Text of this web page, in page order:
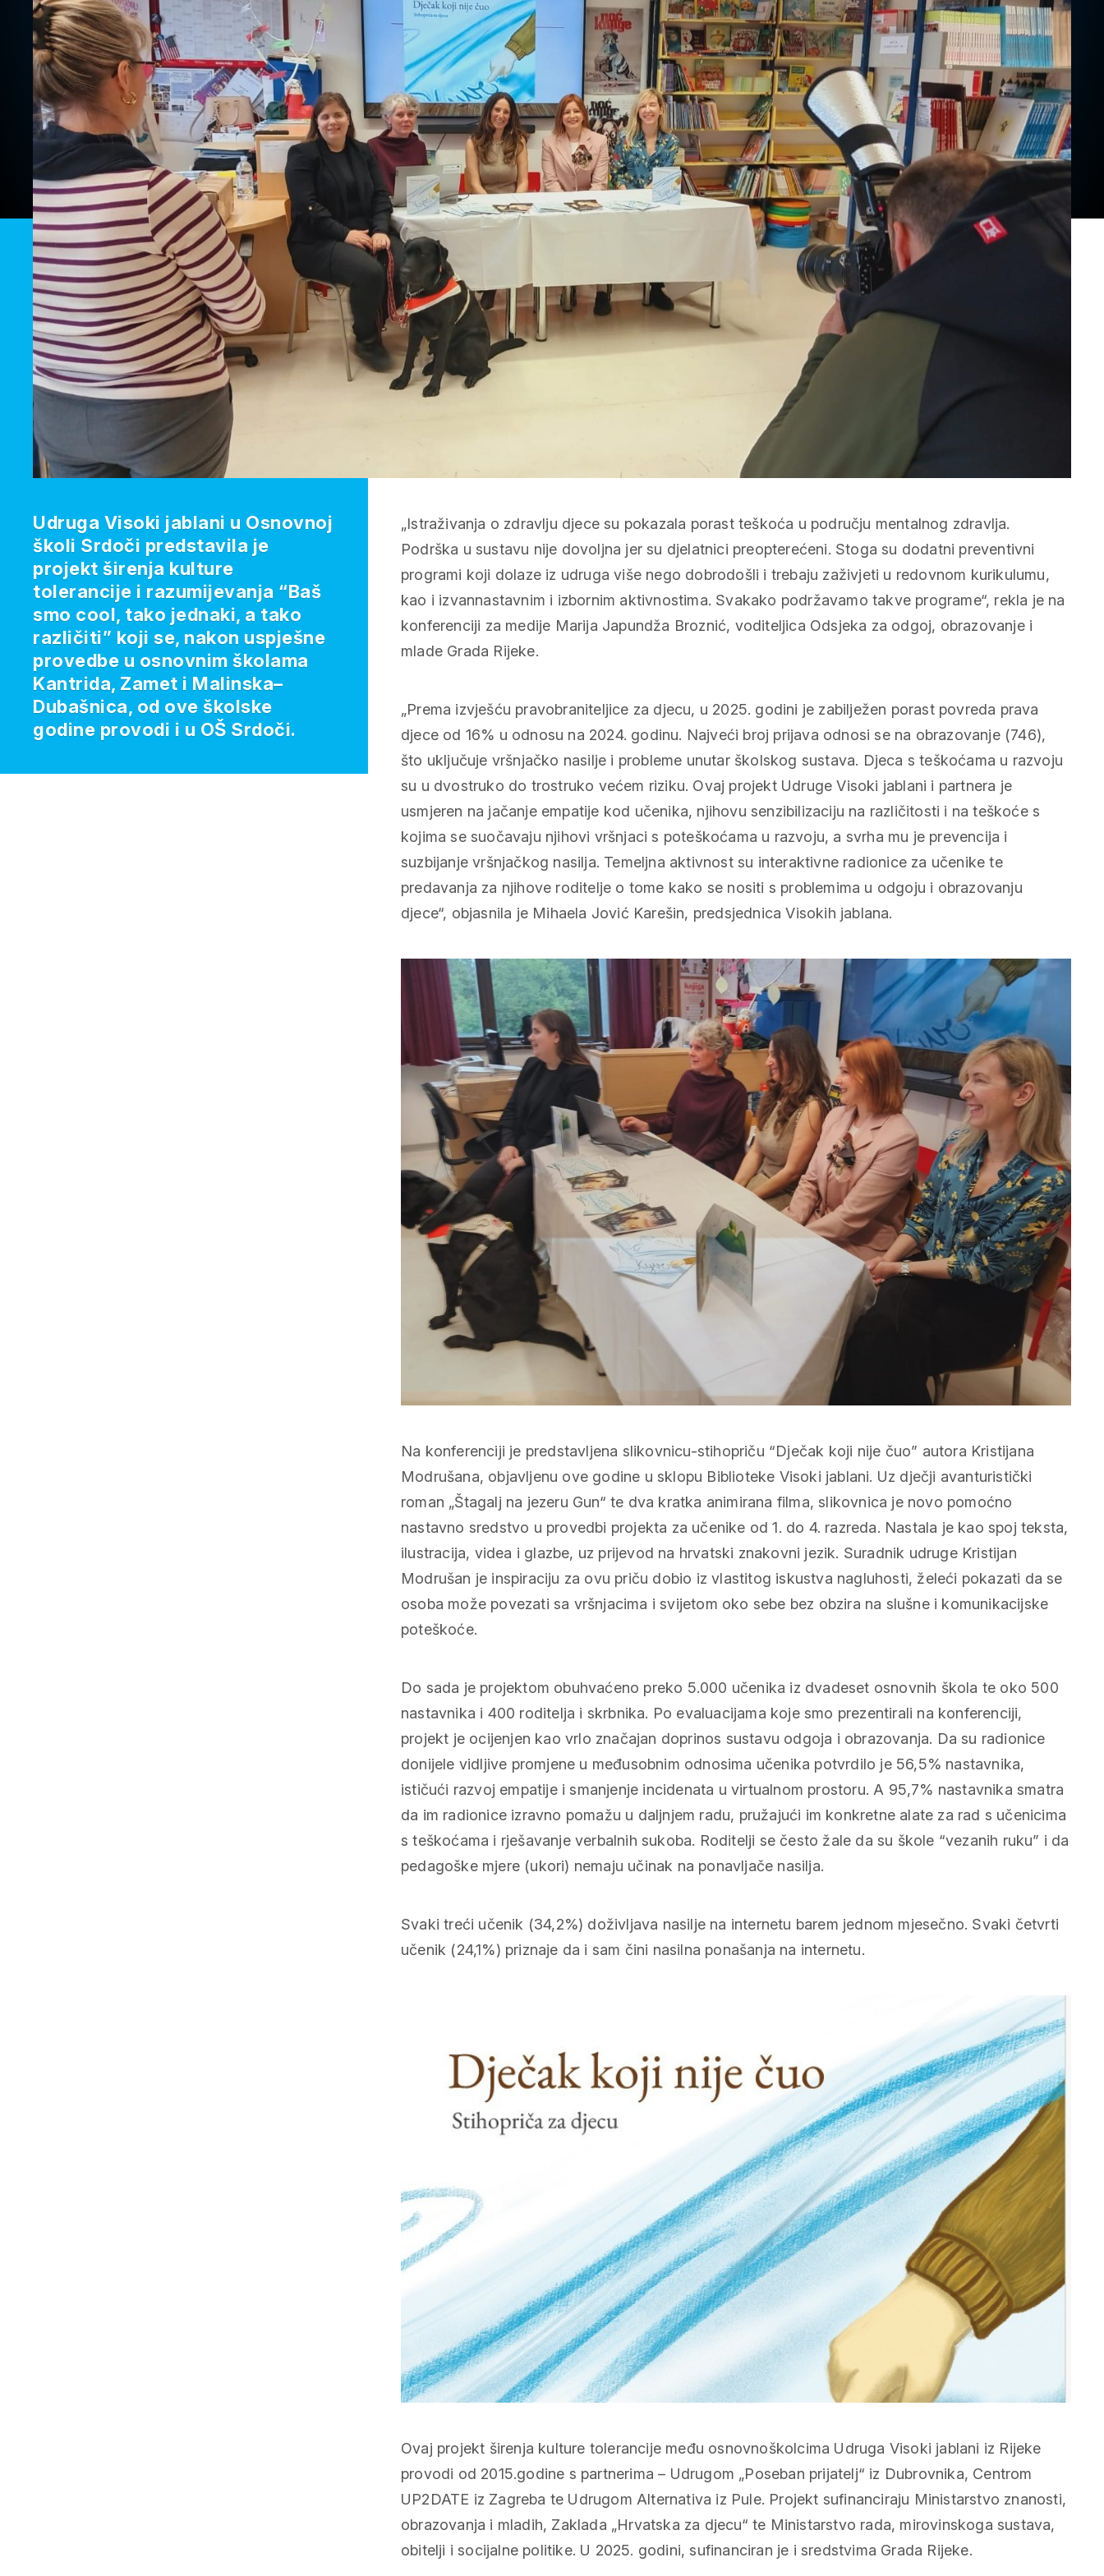
„Istraživanja o zdravlju djece su pokazala porast teškoća u području mentalnog zdravlja.
Podrška u sustavu nije dovoljna jer su djelatnici preopterećeni. Stoga su dodatni preventivni
programi koji dolaze iz udruga više nego dobrodošli i trebaju zaživjeti u redovnom kurikulumu,
kao i izvannastavnim i izbornim aktivnostima. Svakako podržavamo takve programe“, rekla je na
konferenciji za medije Marija Japundža Broznić, voditeljica Odsjeka za odgoj, obrazovanje i
mlade Grada Rijeke.
„Prema izvješću pravobraniteljice za djecu, u 2025. godini je zabilježen porast povreda prava
djece od 16% u odnosu na 2024. godinu. Najveći broj prijava odnosi se na obrazovanje (746),
što uključuje vršnjačko nasilje i probleme unutar školskog sustava. Djeca s teškoćama u razvoju
su u dvostruko do trostruko većem riziku. Ovaj projekt Udruge Visoki jablani i partnera je
usmjeren na jačanje empatije kod učenika, njihovu senzibilizaciju na različitosti i na teškoće s
kojima se suočavaju njihovi vršnjaci s poteškoćama u razvoju, a svrha mu je prevencija i
suzbijanje vršnjačkog nasilja. Temeljna aktivnost su interaktivne radionice za učenike te
predavanja za njihove roditelje o tome kako se nositi s problemima u odgoju i obrazovanju
djece“, objasnila je Mihaela Jović Karešin, predsjednica Visokih jablana.
Na konferenciji je predstavljena slikovnicu-stihopriču “Dječak koji nije čuo” autora Kristijana
Modrušana, objavljenu ove godine u sklopu Biblioteke Visoki jablani. Uz dječji avanturistički
roman „Štagalj na jezeru Gun“ te dva kratka animirana filma, slikovnica je novo pomoćno
nastavno sredstvo u provedbi projekta za učenike od 1. do 4. razreda. Nastala je kao spoj teksta,
ilustracija, videa i glazbe, uz prijevod na hrvatski znakovni jezik. Suradnik udruge Kristijan
Modrušan je inspiraciju za ovu priču dobio iz vlastitog iskustva nagluhosti, želeći pokazati da se
osoba može povezati sa vršnjacima i svijetom oko sebe bez obzira na slušne i komunikacijske
poteškoće.
Do sada je projektom obuhvaćeno preko 5.000 učenika iz dvadeset osnovnih škola te oko 500
nastavnika i 400 roditelja i skrbnika. Po evaluacijama koje smo prezentirali na konferenciji,
projekt je ocijenjen kao vrlo značajan doprinos sustavu odgoja i obrazovanja. Da su radionice
donijele vidljive promjene u međusobnim odnosima učenika potvrdilo je 56,5% nastavnika,
ističući razvoj empatije i smanjenje incidenata u virtualnom prostoru. A 95,7% nastavnika smatra
da im radionice izravno pomažu u daljnjem radu, pružajući im konkretne alate za rad s učenicima
s teškoćama i rješavanje verbalnih sukoba. Roditelji se često žale da su škole “vezanih ruku” i da
pedagoške mjere (ukori) nemaju učinak na ponavljače nasilja.
Svaki treći učenik (34,2%) doživljava nasilje na internetu barem jednom mjesečno. Svaki četvrti
učenik (24,1%) priznaje da i sam čini nasilna ponašanja na internetu.
Ovaj projekt širenja kulture tolerancije među osnovnoškolcima Udruga Visoki jablani iz Rijeke
provodi od 2015.godine s partnerima – Udrugom „Poseban prijatelj“ iz Dubrovnika, Centrom
UP2DATE iz Zagreba te Udrugom Alternativa iz Pule. Projekt sufinanciraju Ministarstvo znanosti,
obrazovanja i mladih, Zaklada „Hrvatska za djecu“ te Ministarstvo rada, mirovinskoga sustava,
obitelji i socijalne politike. U 2025. godini, sufinanciran je i sredstvima Grada Rijeke.
Udruga Visoki jablani u Osnovnoj
školi Srdoči predstavila je
projekt širenja kulture
tolerancije i razumijevanja “Baš
smo cool, tako jednaki, a tako
različiti” koji se, nakon uspješne
provedbe u osnovnim školama
Kantrida, Zamet i Malinska–
Dubašnica, od ove školske
godine provodi i u OŠ Srdoči.